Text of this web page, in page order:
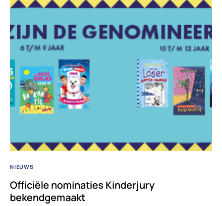
NIEUWS
Officiële nominaties Kinderjury
bekendgemaakt